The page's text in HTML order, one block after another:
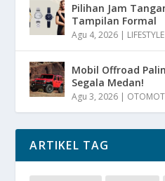
Pilihan Jam
Tampilan Formal
Agu 4, 2026 | LIFESTYLE
Mobil Offroad
Segala Medan!
Agu 3, 2026 |
ARTIKEL TAG